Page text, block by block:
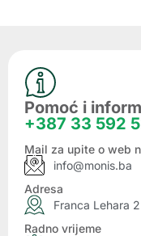
Pomoć i
+387 33 592
Mail za upite o web
info@monis.ba
Adresa
Franca Lehara
Radno vrijeme